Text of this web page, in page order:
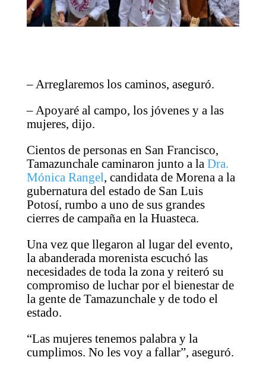
– Arreglaremos los caminos, aseguró.
– Apoyaré al campo, los jóvenes y a las
mujeres, dijo.
Cientos de personas en San Francisco,
Tamazunchale caminaron junto a la Dra.
Mónica Rangel, candidata de Morena a la
gubernatura del estado de San Luis
Potosí, rumbo a uno de sus grandes
cierres de campaña en la Huasteca.
Una vez que llegaron al lugar del evento,
la abanderada morenista escuchó las
necesidades de toda la zona y reiteró su
compromiso de luchar por el bienestar de
la gente de Tamazunchale y de todo el
estado.
“Las mujeres tenemos palabra y la
cumplimos. No les voy a fallar”, aseguró.